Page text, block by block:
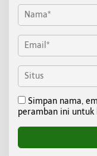
Simpan nama,
peramban ini